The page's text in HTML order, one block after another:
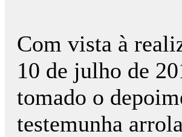
Com vista à
10 de julho de
tomado o
testemunha